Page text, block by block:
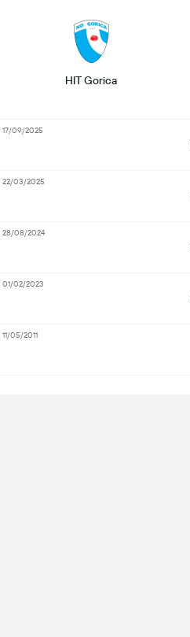
HIT Gorica
17/09/2025
22/03/2025
28/08/2024
01/02/2023
11/05/2011